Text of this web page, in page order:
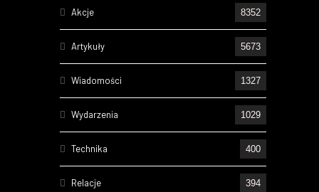
Akcje 8352
Artykuły 5673
Wiadomości 1327
Wydarzenia 1029
Technika 400
Relacje 394